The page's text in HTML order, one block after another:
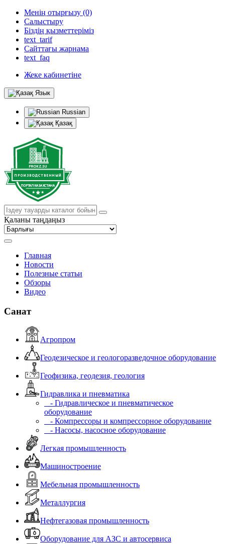
Менің отырғызу (0)
Салыстыру
Біздің қызметтеріміз
text_tarif
Сайттағы жарнама
text_faq
Жеке кабинетіне
Язык
Russian
Қазақ
Қаланы таңдаңыз
Главная
Новости
Полезные статьи
Обзоры
Видео
Санат
Агропром
Геодезическое и геологоразведочное оборудование
Геофизика, геодезия, геология
Гидравлика и пневматика
- Гидравлическое и пневматическое
оборудование
- Компрессоры и компрессорное оборудование
- Насосы, насосное оборудование
Легкая промышленность
Машиностроение
Мебельная промышленность
Металлургия
Нефтегазовая промышленность
Оборудование для АЗС и автосервиса